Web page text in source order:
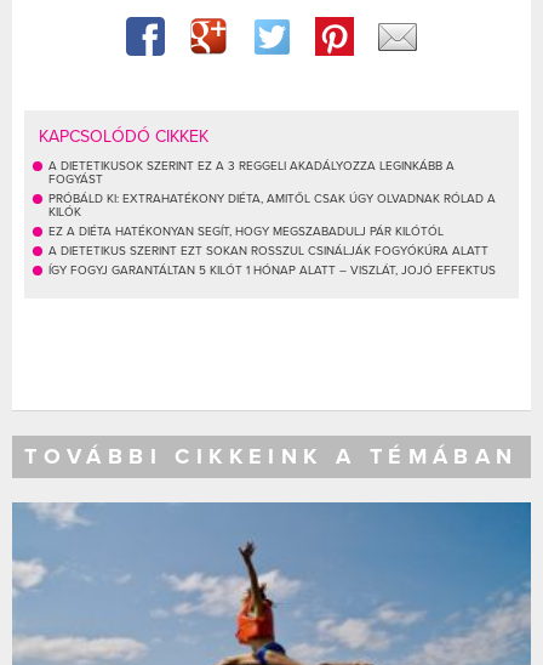
KAPCSOLÓDÓ CIKKEK
A DIETETIKUSOK SZERINT EZ A 3 REGGELI AKADÁLYOZZA LEGINKÁBB A
FOGYÁST
PRÓBÁLD KI: EXTRAHATÉKONY DIÉTA, AMITŐL CSAK ÚGY OLVADNAK RÓLAD A
KILÓK
EZ A DIÉTA HATÉKONYAN SEGÍT, HOGY MEGSZABADULJ PÁR KILÓTÓL
A DIETETIKUS SZERINT EZT SOKAN ROSSZUL CSINÁLJÁK FOGYÓKÚRA ALATT
ÍGY FOGYJ GARANTÁLTAN 5 KILÓT 1 HÓNAP ALATT – VISZLÁT, JOJÓ EFFEKTUS
TOVÁBBI CIKKEINK A TÉMÁBAN